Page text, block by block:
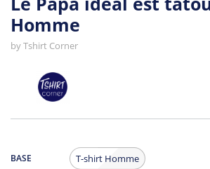
Homme
byTshirt Corner
BASE T-shirt Homme